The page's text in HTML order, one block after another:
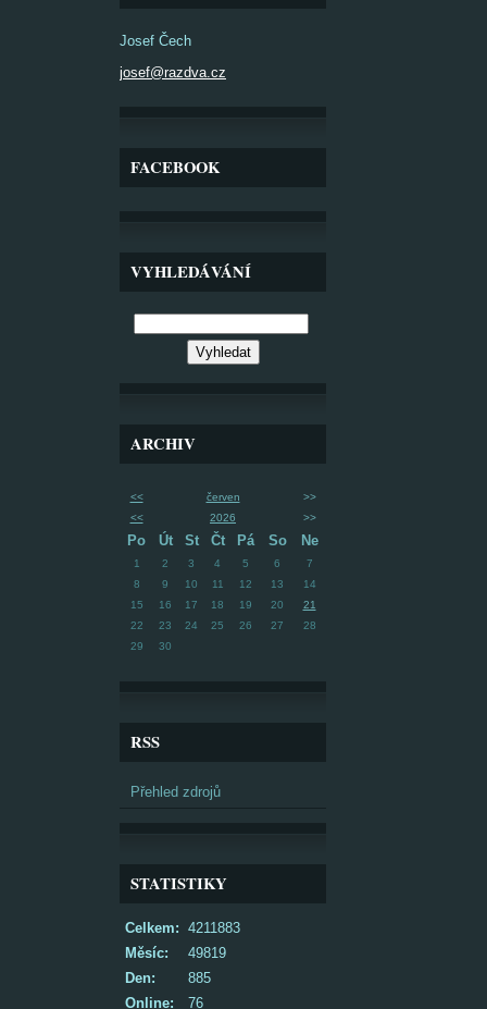
Josef Čech
josef@razdva.cz
FACEBOOK
VYHLEDÁVÁNÍ
ARCHIV
<< červen
>>
<<
2026 >>
Po Út St Čt Pá So Ne
1 2 3 4 5 6
7
8
9 10 11 12 13
14
15
16 17 18 19 20
21
22
23 24 25 26 27
28
29
30
RSS
Přehled zdrojů
STATISTIKY
Online: 76
Celkem: 4211883
Měsíc:
49819
Den:
885